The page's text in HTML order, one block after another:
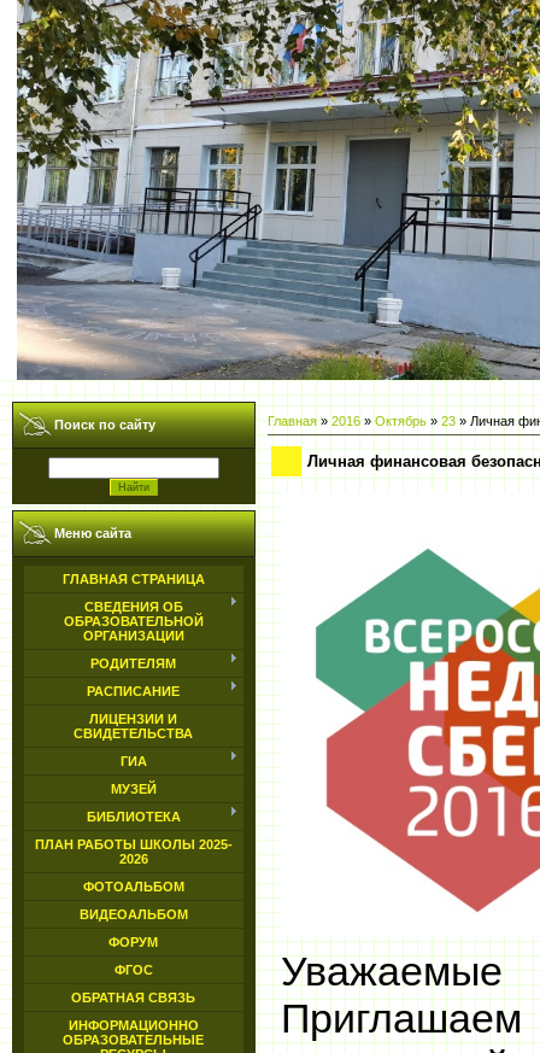
Поиск по сайту
Меню сайта
ГЛАВНАЯ СТРАНИЦА
СВЕДЕНИЯ ОБ
ОБРАЗОВАТЕЛЬНОЙ
ОРГАНИЗАЦИИ
РОДИТЕЛЯМ
РАСПИСАНИЕ
ЛИЦЕНЗИИ И
СВИДЕТЕЛЬСТВА
ГИА
МУЗЕЙ
БИБЛИОТЕКА
ПЛАН РАБОТЫ ШКОЛЫ 2025-
2026
ФОТОАЛЬБОМ
ВИДЕОАЛЬБОМ
ФОРУМ
ФГОС
ОБРАТНАЯ СВЯЗЬ
ИНФОРМАЦИОННО
ОБРАЗОВАТЕЛЬНЫЕ
Главная»2016 » Октябрь » 23» Личная
Личная финансовая
Уважаемые
Приглашаем